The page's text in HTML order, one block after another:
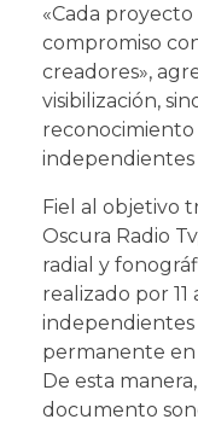
«Cada
compromiso
creadores»,
visibilización,
reconocimiento
Fiel al objetivo
Oscura Radio
radial y
realizado por
permanente en
De esta
documento